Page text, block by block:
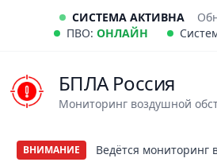
СИСТЕМА АКТИВНА
ПВО: ОНЛАЙН
БПЛА Россия
Мониторинг воздушной
ВНИМАНИЕ Ведётся мониторинг